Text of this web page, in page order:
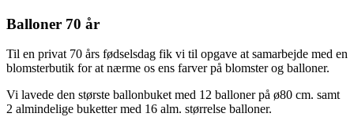
Balloner 70 år
Til en privat 70 års fødselsdag fik vi til opgave at samarbejde med en
blomsterbutik for at nærme os ens farver på blomster og balloner.
Vi lavede den største ballonbuket med 12 balloner på ø80 cm. samt
2 almindelige buketter med 16 alm. størrelse balloner.